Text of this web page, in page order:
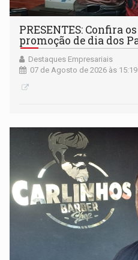
PRESENTES: Confira
promoção de dia dos
Destaques Empresariais
07 de Agosto de 2026 às 15:19